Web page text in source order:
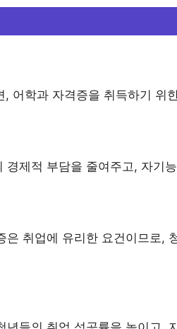
, 어학과 자격증을 취득하기 위
경제적 부담을 줄여주고, 자기
은 취업에 유리한 요건이므로,